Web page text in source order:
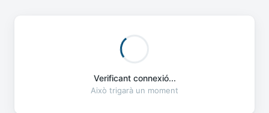
Verificant connexió...
Això trigarà un moment